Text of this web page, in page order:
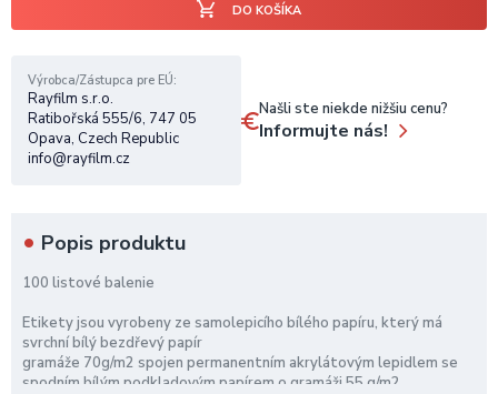
DO KOŠÍKA
Výrobca/Zástupca pre EÚ
Rayfilm s.r.o.
Ratibořská 555/6, 747 05
Opava, Czech Republic
info@rayfilm.cz
Našli ste niekde nižšiu cenu?
Informujte nás!
Popis produktu
100 listové balenie
Etikety jsou vyrobeny ze samolepicího bílého papíru, který má
svrchní bílý bezdřevý papír
gramáže 70g/m2 spojen permanentním akrylátovým lepidlem se
spodním bílým podkladovým papírem o gramáži 55 g/m2.